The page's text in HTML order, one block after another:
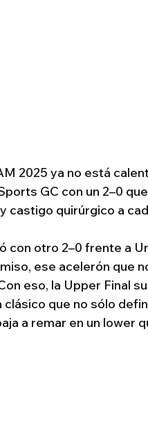
2025 ya no está
GC con un 2–0
castigo quirúrgico a
con otro 2–0 frente a
ese acelerón que
eso, la Upper Final
clásico que no sólo
a remar en un lower